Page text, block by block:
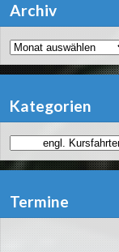
Archiv
Archiv
Kategorien
Kategorien
Termine